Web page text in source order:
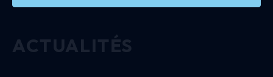
ACTUALITÉS